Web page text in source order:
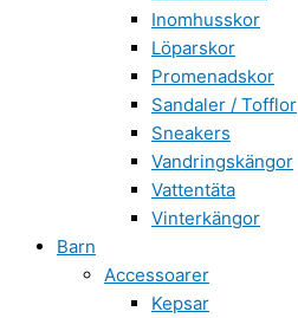
Inomhusskor
Löparskor
Promenadskor
Sandaler / Tofflor
Sneakers
Vandringskängor
Vattentäta
Vinterkängor
Barn
Accessoarer
Kepsar